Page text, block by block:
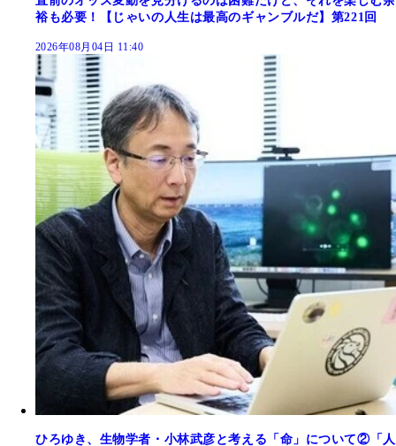
裕も必要！【じゃいの人生は最高のギャンブルだ】第221回
2026年08月04日 11:40
ひろゆき、生物学者・小林武彦と考える「命」について②「人